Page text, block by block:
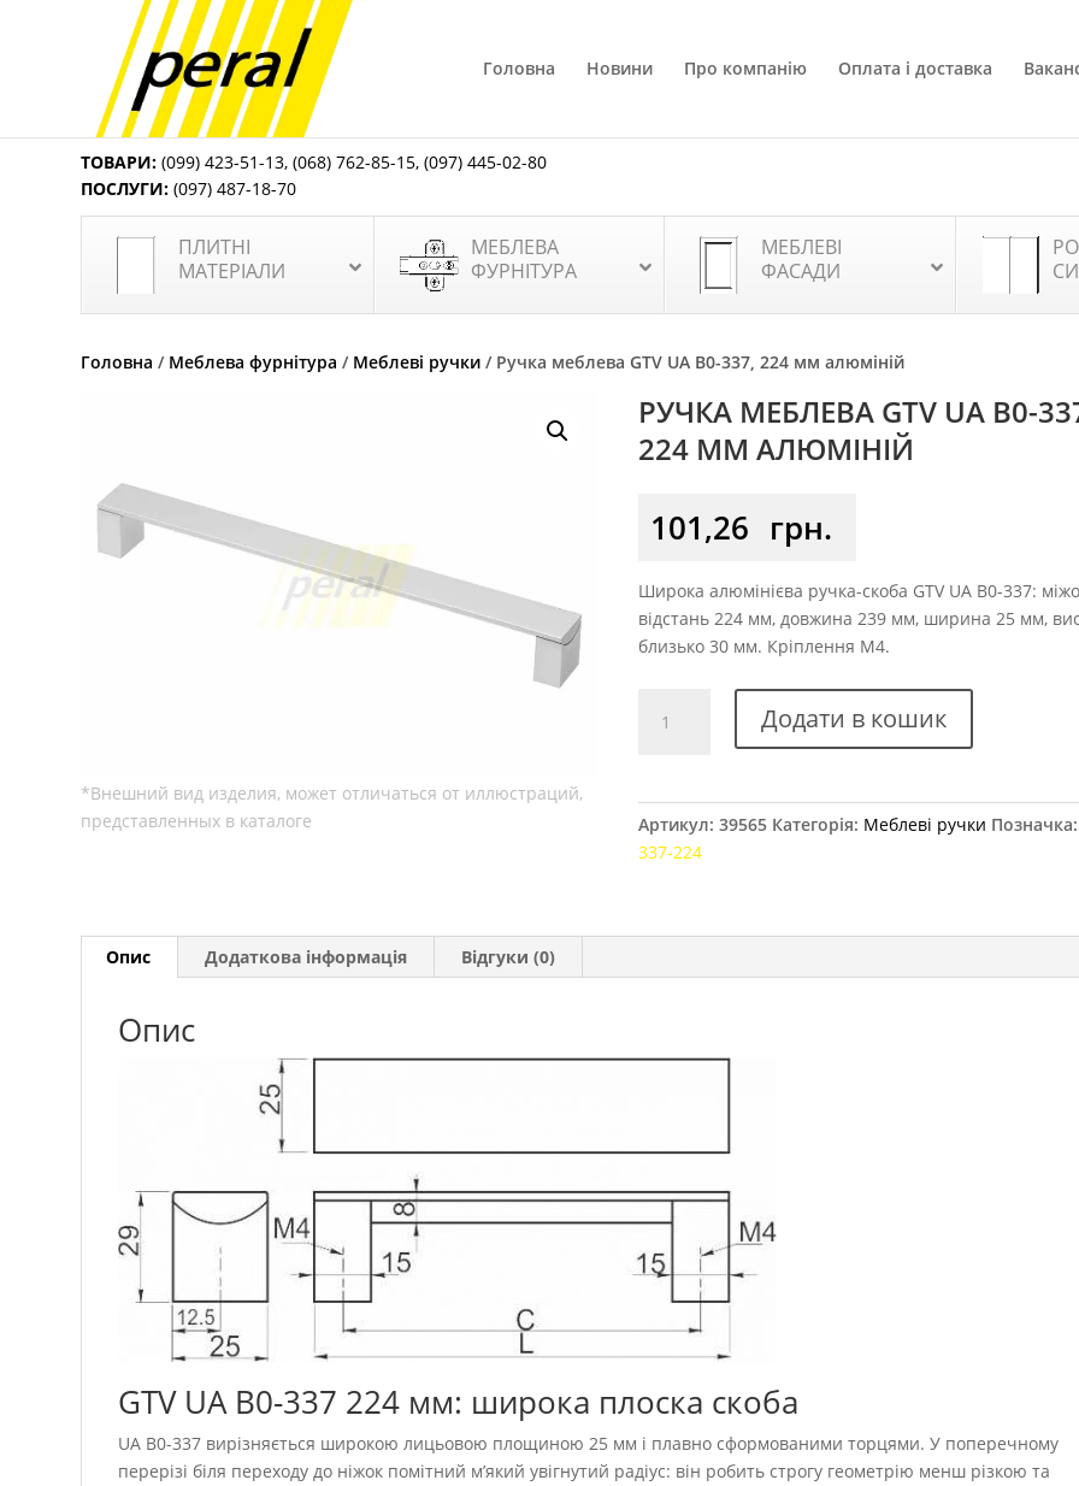
Головна Новини Про компанію Оплата і доставка
ТОВАРИ: (099) 423-51-13,(068) 762-85-15,(097) 445-02-80
ПОСЛУГИ: (097) 487-18-70
ПЛИТНІ
МАТЕРІАЛИ
МЕБЛЕВА
ФУРНІТУРА
МЕБЛЕВІ
ФАСАДИ
Головна / Меблева фурнітура / Меблеві ручки / Ручка меблева GTV UA B0-337, 224 мм алюміній
РУЧКА МЕБЛЕВА GTV UA B0-
224 ММ АЛЮМІНІЙ
101,26 грн.
Широка алюмінієва ручка-скоба GTV UA B0-337:
відстань 224 мм, довжина 239 мм, ширина 25 мм,
близько 30 мм. Кріплення M4.
меблева
337,
Додати в кошик
Артикул:39565 Категорія: Меблеві ручки
337-224
Опис Додаткова інформація Відгуки (0)
Опис
GTV UA B0-337 224 мм: широка плоска скоба
UA B0-337 вирізняється широкою лицьовою площиною 25 мм і плавно сформованими торцями. У поперечному
перерізі біля переходу до ніжок помітний м’який увігнутий радіус: він робить строгу геометрію менш різкою та